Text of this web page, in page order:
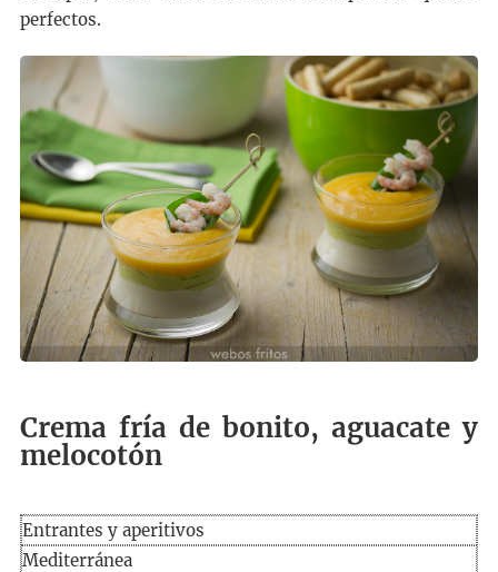
perfectos.
Crema fría de bonito, aguacate y
melocotón
Entrantes y aperitivos
Mediterránea